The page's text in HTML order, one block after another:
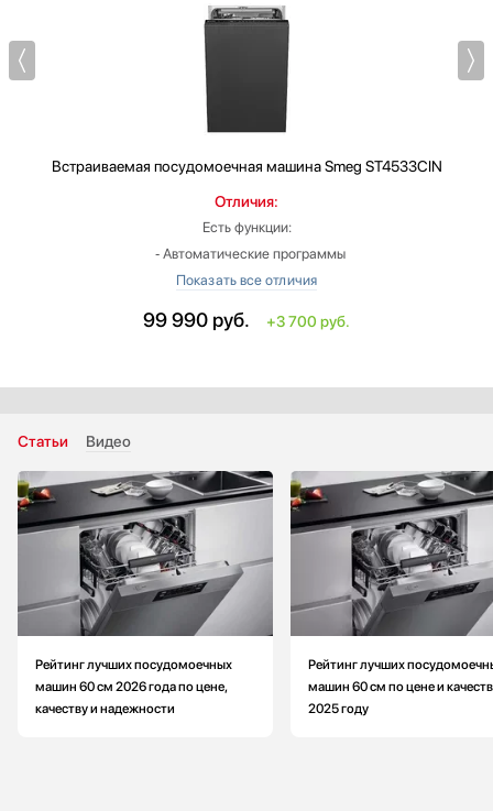
Встраиваемая посудомоечная машинаSmeg ST4533CIN
Отличия:
Есть функции:
‐ Автоматические программы
‐ Экономичная программа
‐ Функция самоочистки
‐ Возможность подключения к горячей воде
Вместимость (комплектов посуды): меньше на 3
Количество стандартных программ: больше на 3
Количество температурных режимов: 4
Страна производитель: Польша
Ширина: меньше на 15.2 см
99 990 руб. +3 700 руб.
Статьи Видео
Рейтинг лучших посудомоечных
машин 60 см 2026 года по цене,
качеству и надежности
Рейтинг лучших
машин 60 см по цене и
2025 году